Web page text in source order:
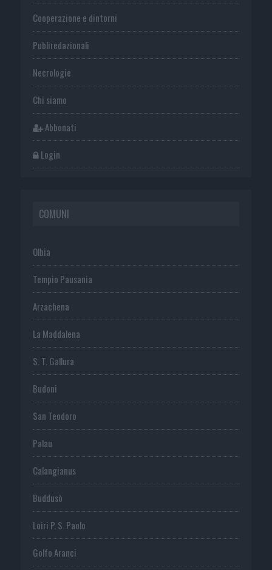
Cooperazione e dintorni
Publiredazionali
Necrologie
Chi siamo
Abbonati
Login
COMUNI
Olbia
Tempio Pausania
Arzachena
La Maddalena
S. T. Gallura
Budoni
San Teodoro
Palau
Calangianus
Buddusò
Loiri P. S. Paolo
Golfo Aranci